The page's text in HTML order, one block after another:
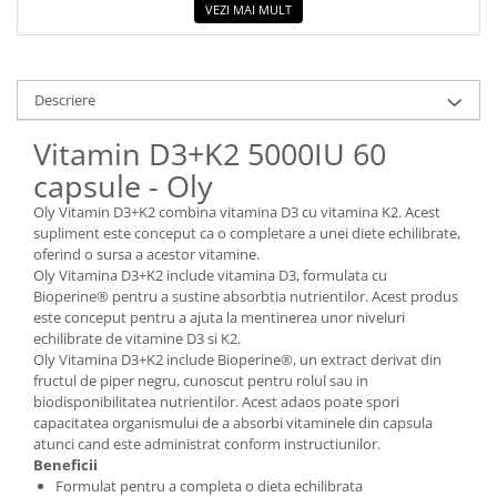
VEZI MAI MULT
Descriere
Vitamin D3+K2 5000IU 60
capsule - Oly
Oly Vitamin D3+K2 combina vitamina D3 cu vitamina K2. Acest
supliment este conceput ca o completare a unei diete echilibrate,
oferind o sursa a acestor vitamine.
Oly Vitamina D3+K2 include vitamina D3, formulata cu
Bioperine® pentru a sustine absorbtia nutrientilor. Acest produs
este conceput pentru a ajuta la mentinerea unor niveluri
echilibrate de vitamine D3 si K2.
Oly Vitamina D3+K2 include Bioperine®, un extract derivat din
fructul de piper negru, cunoscut pentru rolul sau in
biodisponibilitatea nutrientilor. Acest adaos poate spori
capacitatea organismului de a absorbi vitaminele din capsula
atunci cand este administrat conform instructiunilor.
Beneficii
Formulat pentru a completa o dieta echilibrata